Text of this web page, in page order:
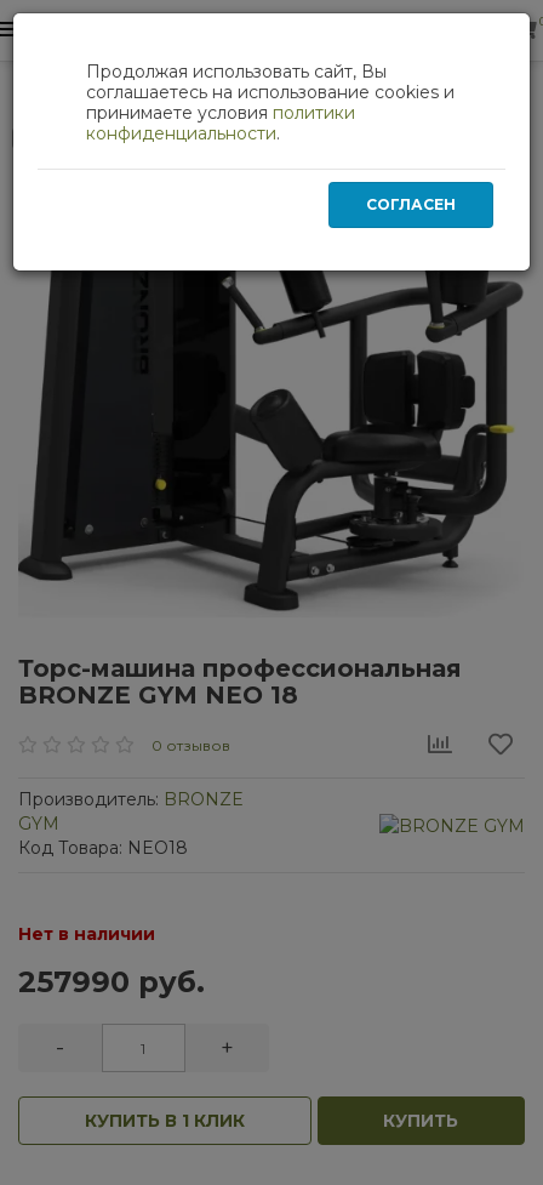
Торс-машина профессиональная BRONZE GYM NEO 18
Нет в наличии
Торс-машина профессиональная
BRONZE GYM NEO 18
0 отзывов
Производитель: BRONZE
GYM
Код Товара: NEO18
Нет в наличии
257990 руб.
- +
КУПИТЬ В 1 КЛИК КУПИТЬ
Продолжая использовать сайт, Вы
соглашаетесь на использование cookies и
принимаете условия политики
конфиденциальности.
СОГЛАСЕН